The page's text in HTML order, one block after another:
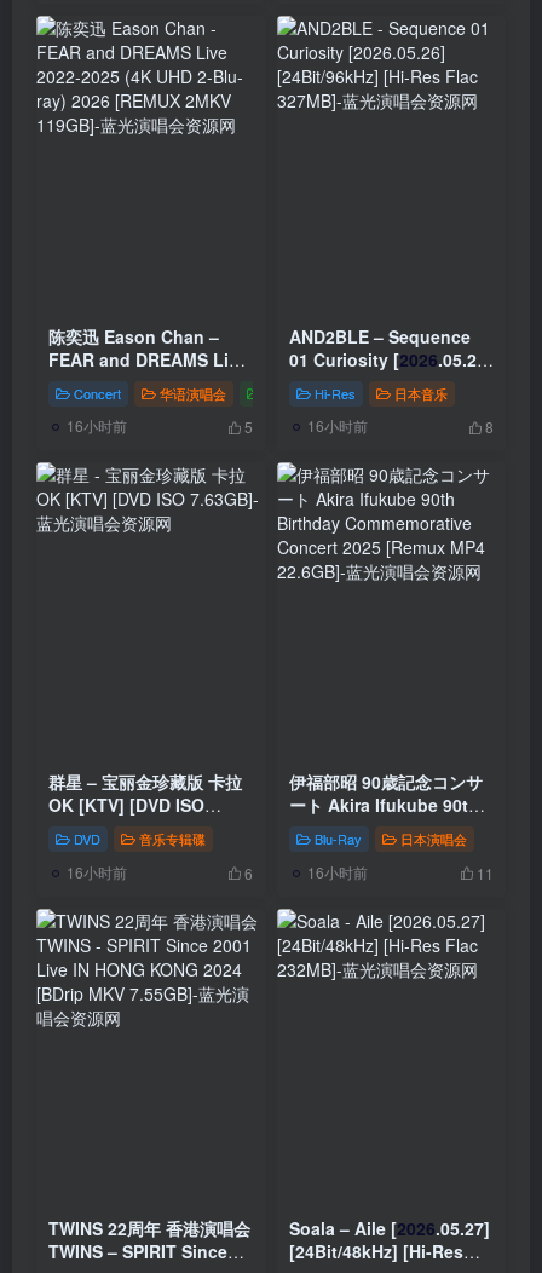
陈奕迅 Eason Chan –
FEAR and DREAMS Live
2022-2025 (4K UHD 2-
Blu-ray)2026[REMUX
2MKV 119GB]
Concert 华语演唱会 香港演唱会
16小时前 5
AND2BLE – Sequence
01 Curiosity [2026.05.26]
[24Bit/96kHz] [Hi-Res
Flac 327MB]
Hi-Res 日本音乐
16小时前 8
群星 – 宝丽金珍藏版 卡拉
OK [KTV] [DVD ISO
7.63GB]
DVD 音乐专辑碟
16小时前 6
伊福部昭 90歳記念コンサ
ート Akira Ifukube 90th
Birthday
Commemorative Concert
2025 [Remux MP4
Blu-Ray 日本演唱会
16小时前 11
TWINS 22周年 香港演唱会
TWINS – SPIRIT Since
Soala – Aile [2026.05.27]
[24Bit/48kHz] [Hi-Res